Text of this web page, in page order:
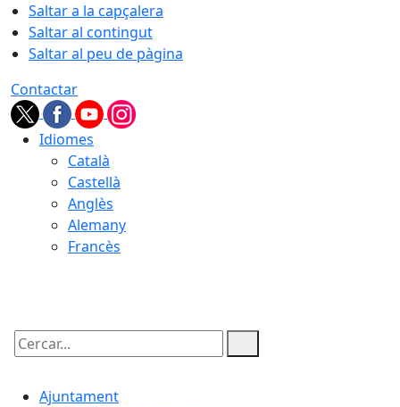
Saltar a la capçalera
Saltar al contingut
Saltar al peu de pàgina
Contactar
Idiomes
Català
Castellà
Anglès
Alemany
Francès
Cercar:
Ajuntament